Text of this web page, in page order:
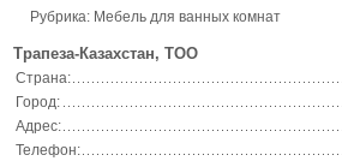
Рубрика: Мебель для ванных комнат
Трапеза-Казахстан, ТОО
Страна:
Город:
Адрес:
Телефон: